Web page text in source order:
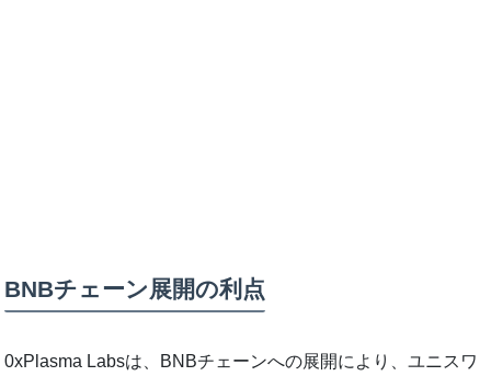
BNBチェーン展開の利点
0xPlasma Labsは、BNBチェーンへの展開により、ユニスワ